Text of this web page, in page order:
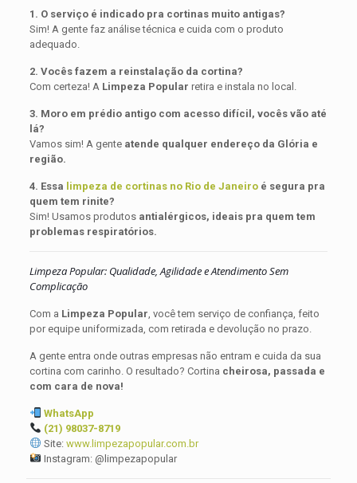
1. O serviço é indicado pra cortinas muito antigas?
Sim! A gente faz análise técnica e cuida com o produto
adequado.
2. Vocês fazem a reinstalação da cortina?
Com certeza! A Limpeza Popular retira e instala no local.
3. Moro em prédio antigo com acesso difícil, vocês vão até
lá?
Vamos sim! A gente atende qualquer endereço da Glória e
região.
4. Essa limpeza de cortinas no Rio de Janeiroé segura pra
quem tem rinite?
Sim! Usamos produtos antialérgicos, ideais pra quem tem
problemas respiratórios.
Limpeza Popular: Qualidade, Agilidade e Atendimento Sem
Complicação
Com a Limpeza Popular , você tem serviço de confiança, feito
por equipe uniformizada, com retirada e devolução no prazo.
A gente entra onde outras empresas não entram e cuida da sua
cortina com carinho. O resultado? Cortina cheirosa, passada e
com cara de nova!
WhatsApp
(21) 98037-8719
Site: www.limpezapopular.com.br
Instagram: @limpezapopular